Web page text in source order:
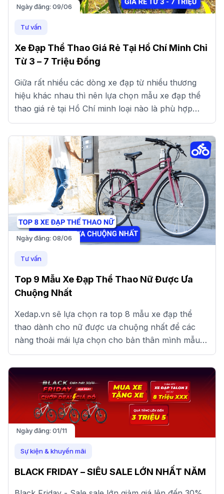
Ngày đăng: 09/06
Tư vấn
Xe Đạp Thể Thao Giá Rẻ Tại Hồ Chí Minh Chỉ
Từ 3 – 7 Triệu Đồng
Giữa rất nhiều các dòng xe đạp từ nhiều thương
hiệu khác nhau thì nên lựa chọn mẫu xe đạp thể
thao giá rẻ tại Hồ Chí minh loại nào là phù hợp
nhất?
Ngày đăng: 08/06
Tư vấn
Top 9 Mẫu Xe Đạp Thể Thao Nữ Được Ưa
Chuộng Nhất
Xedap.vn sẽ lựa chọn ra top 8 mẫu xe đạp thể
thao dành cho nữ được ưa chuộng nhất để các
nàng thoải mái lựa chọn cho bản thân mình mẫu
xe phù hợp nhất nhé!
Ngày đăng: 01/11
Sự kiện & khuyến mãi
BLACK FRIDAY – SIÊU SALE LỚN NHẤT NĂM